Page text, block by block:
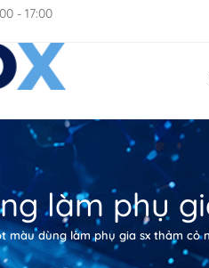
- 17:00
làm phụ
màu dùng làm phụ gia sx thảm cỏ